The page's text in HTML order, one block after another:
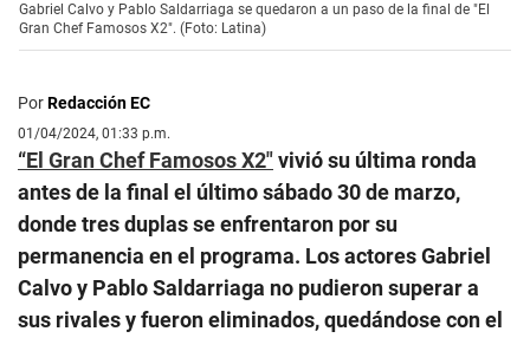
Gabriel Calvo y Pablo Saldarriaga se quedaron a un paso de la final de "El
Gran Chef Famosos X2". (Foto: Latina)
PorRedacción EC
01/04/2024, 01:33 p.m.
“El Gran Chef Famosos X2″vivió su última ronda
antes de la final el último sábado 30 de marzo,
donde tres duplas se enfrentaron por su
permanencia en el programa. Los actores Gabriel
Calvo y Pablo Saldarriaga no pudieron superar a
sus rivales y fueron eliminados, quedándose con el